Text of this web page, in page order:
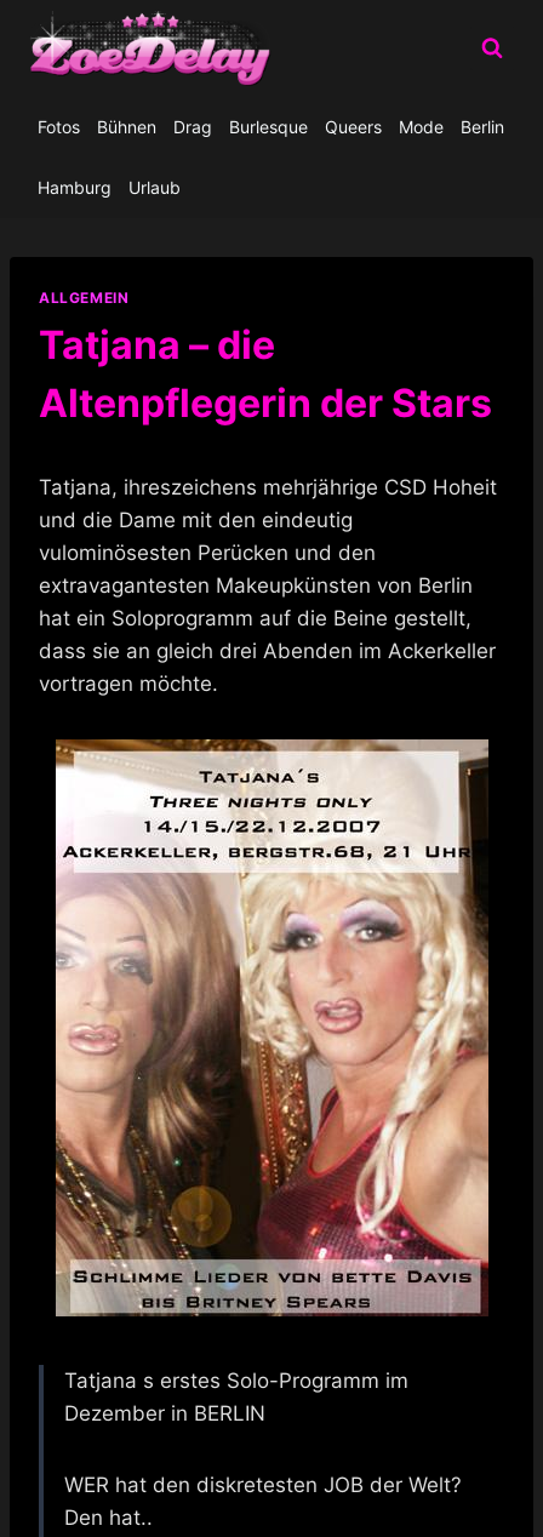
Inhalt
springen
Fotos Bühnen Drag Burlesque Queers Mode Berlin
Hamburg Urlaub
ALLGEMEIN
Tatjana – die
Altenpflegerin der Stars
Tatjana, ihreszeichens mehrjährige CSD Hoheit
und die Dame mit den eindeutig
vulominösesten Perücken und den
extravagantesten Makeupkünsten von Berlin
hat ein Soloprogramm auf die Beine gestellt,
dass sie an gleich drei Abenden im Ackerkeller
vortragen möchte.
Tatjana s erstes Solo-Programm im
Dezember in BERLIN
WER hat den diskretesten JOB der Welt?
Den hat..